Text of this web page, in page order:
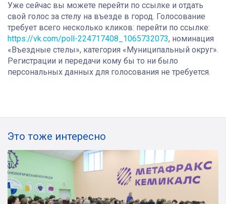
Уже сейчас вы можете перейти по ссылке и отдать
свой голос за стелу на въезде в город. Голосование
требует всего несколько кликов: перейти по ссылке:
https://vk.com/poll-224717408_1065732073, номинация
«Въездные стелы», категория «Муниципальный округ».
Регистрации и передачи кому бы то ни было
персональных данных для голосования не требуется.
Это тоже интересно